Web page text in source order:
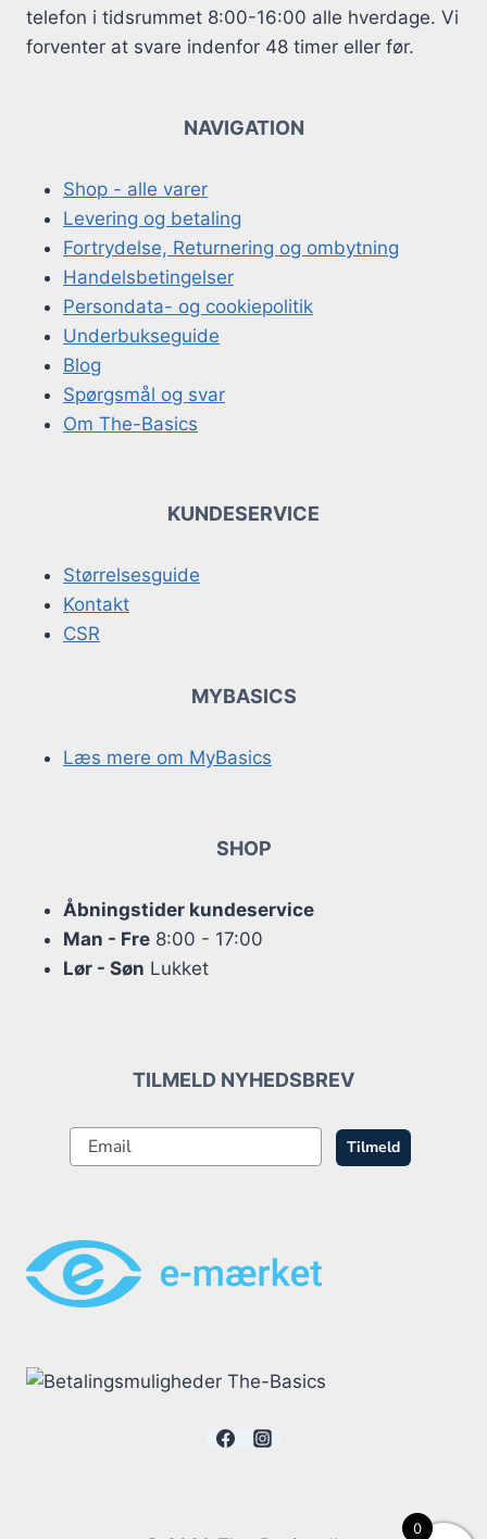
telefon i tidsrummet 8:00-16:00 alle hverdage. Vi
forventer at svare indenfor 48 timer eller før.
NAVIGATION
Shop - alle varer
Levering og betaling
Fortrydelse, Returnering og ombytning
Handelsbetingelser
Persondata- og cookiepolitik
Underbukseguide
Blog
Spørgsmål og svar
Om The-Basics
KUNDESERVICE
Størrelsesguide
Kontakt
CSR
MYBASICS
Læs mere om MyBasics
SHOP
Åbningstider kundeservice
Man - Fre 8:00 - 17:00
Lør - Søn Lukket
TILMELD NYHEDSBREV
Tilmeld
0